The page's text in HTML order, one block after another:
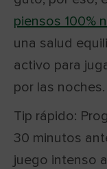
piensos 100%
una salud
activo para
por las noches.
Tip rápido:
30 minutos
juego intenso